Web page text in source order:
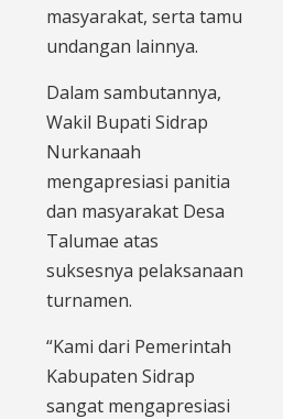
masyarakat, serta tamu
undangan lainnya.
Dalam sambutannya,
Wakil Bupati Sidrap
Nurkanaah
mengapresiasi panitia
dan masyarakat Desa
Talumae atas
suksesnya pelaksanaan
turnamen.
“Kami dari Pemerintah
Kabupaten Sidrap
sangat mengapresiasi